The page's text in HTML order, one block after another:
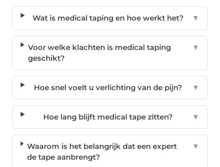
Wat is medical taping en hoe werkt het? ▼
Voor welke klachten is medical taping
geschikt?
▼
Hoe snel voelt u verlichting van de pijn? ▼
Hoe lang blijft medical tape zitten? ▼
Waarom is het belangrijk dat een expert
de tape aanbrengt?
▼